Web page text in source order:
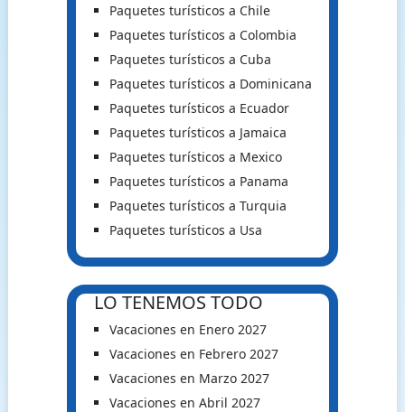
Paquetes turísticos a Chile
Paquetes turísticos a Colombia
Paquetes turísticos a Cuba
Paquetes turísticos a Dominicana
Paquetes turísticos a Ecuador
Paquetes turísticos a Jamaica
Paquetes turísticos a Mexico
Paquetes turísticos a Panama
Paquetes turísticos a Turquia
Paquetes turísticos a Usa
LO TENEMOS TODO
Vacaciones en Enero 2027
Vacaciones en Febrero 2027
Vacaciones en Marzo 2027
Vacaciones en Abril 2027